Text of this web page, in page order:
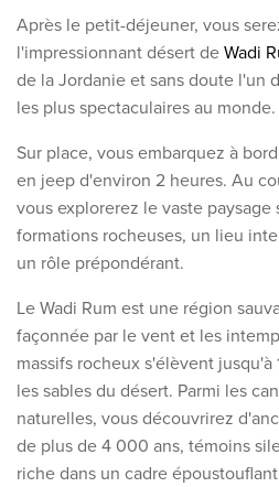
Après le petit-déjeuner, vous
l'impressionnant désert deWadi
de la Jordanie et sans doute l'un
les plus spectaculaires au monde.
Sur place, vous embarquez à
en jeep d'environ 2 heures. Au
vous explorerez le vaste
formations rocheuses, un lieu
un rôle prépondérant.
Le Wadi Rum est une région
façonnée par le vent et les
massifs rocheux s'élèvent
les sables du désert. Parmi les
naturelles, vous découvrirez
de plus de 4 000 ans, témoins
riche dans un cadre